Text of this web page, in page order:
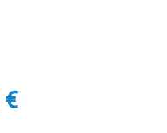
€Il
prezzo